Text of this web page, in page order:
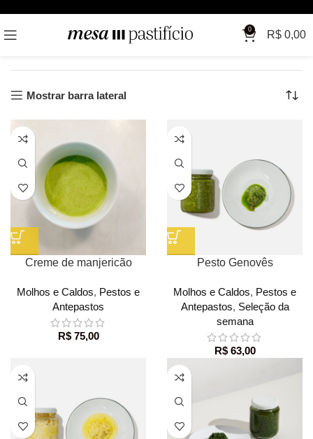
0 R$ 0,00
Produtos marcados com a tag “pestos”
Mostrando todos os 5 resultados
Mostrar barra lateral
Creme de manjericão
Molhos e Caldos, Pestos e
Antepastos
R$75,00
Pesto Genovês
Molhos e Caldos, Pestos e
Antepastos, Seleção da
semana
R$63,00